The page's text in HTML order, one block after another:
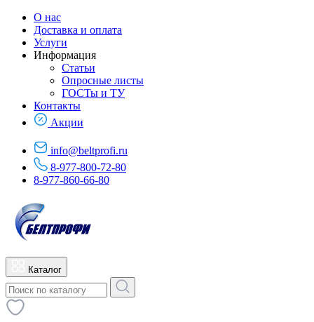
О нас
Доставка и оплата
Услуги
Информация
Статьи
Опросные листы
ГОСТы и ТУ
Контакты
Акции
info@beltprofi.ru
8-977-800-72-80
8-977-860-66-80
Каталог